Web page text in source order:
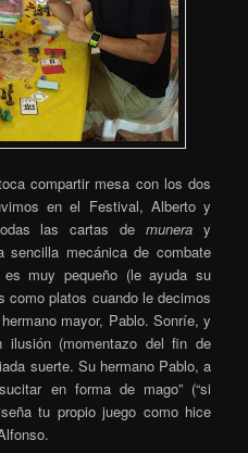
compartir mesa con los dos
en el Festival, Alberto y
las cartas demunera y
sencilla mecánica de combate
muy pequeño (le ayuda su
como platos cuando le decimos
mayor, Pablo. Sonríe, y
(momentazo del fin de
suerte. Su hermano Pablo, a
en forma de mago” (“si
tu propio juego como hice